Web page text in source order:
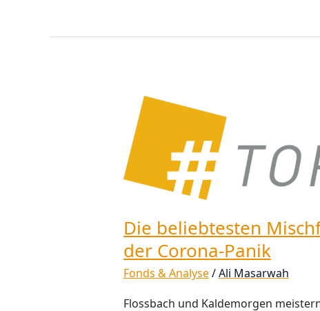
Die beliebtesten
der Corona-Panik
Fonds & Analyse/Ali Masarwah
Flossbach und Kaldemorgen
beliebtesten
Mischfonds:
Eine
Zwischenbilanz
der
Panik